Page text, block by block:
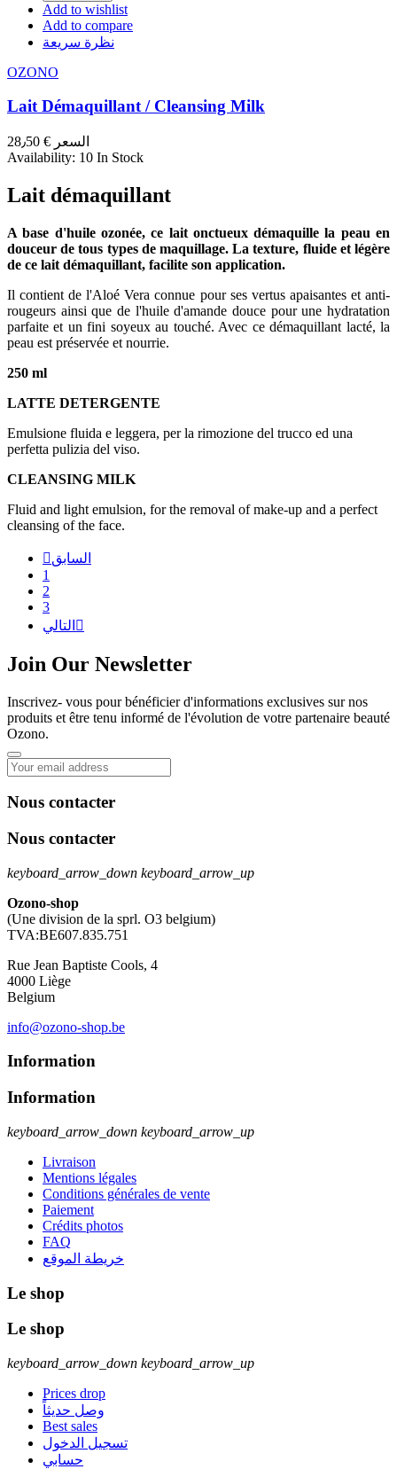
Add to wishlist
Add to compare
نظرة سريعة
OZONO
Lait Démaquillant / Cleansing Milk
السعر € 28٫50
Availability: 10 In Stock
Lait démaquillant
A base d'huile ozonée, ce lait onctueux démaquille la peau en
douceur de tous types de maquillage. La texture, fluide et légère
de ce lait démaquillant, facilite son application.
Il contient de l'Aloé Vera connue pour ses vertus apaisantes et anti-
rougeurs ainsi que de l'huile d'amande douce pour une hydratation
parfaite et un fini soyeux au touché. Avec ce démaquillant lacté, la
peau est préservée et nourrie.
250 ml
LATTE DETERGENTE
Emulsione fluida e leggera, per la rimozione del trucco ed una
perfetta pulizia del viso.
CLEANSING MILK
Fluid and light emulsion, for the removal of make-up and a perfect
cleansing of the face.
السابق
1
2
3
التالي 
Join Our Newsletter
Inscrivez- vous pour bénéficier d'informations exclusives sur nos
produits et être tenu informé de l'évolution de votre partenaire beauté
Ozono.
Nous contacter
Nous contacter
keyboard_arrow_down keyboard_arrow_up
Ozono-shop
(Une division de la sprl. O3 belgium)
TVA:BE607.835.751
Rue Jean Baptiste Cools, 4
4000 Liège
Belgium
info@ozono-shop.be
Information
Information
keyboard_arrow_down keyboard_arrow_up
Livraison
Mentions légales
Conditions générales de vente
Paiement
Crédits photos
FAQ
خريطة الموقع
Le shop
Le shop
keyboard_arrow_down keyboard_arrow_up
Prices drop
وصل حديثاً
Best sales
تسجيل الدخول
حسابي